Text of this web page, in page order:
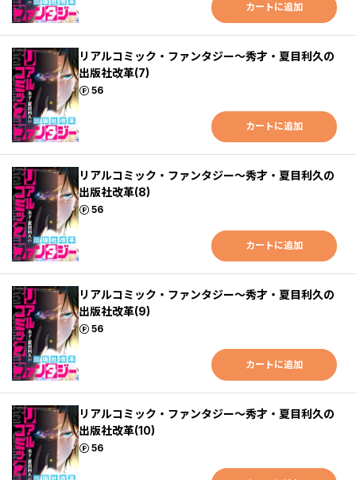
カートに追加
リアルコミック・ファンタジー～秀才・夏目利久の
出版社改革(7)
56
ポイント
カートに追加
リアルコミック・ファンタジー～秀才・夏目利久の
出版社改革(8)
56
ポイント
カートに追加
リアルコミック・ファンタジー～秀才・夏目利久の
出版社改革(9)
56
ポイント
カートに追加
リアルコミック・ファンタジー～秀才・夏目利久の
出版社改革(10)
56
ポイント